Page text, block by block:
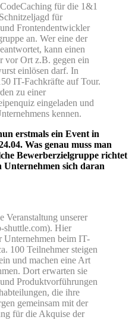
für die 1&1
für
Frontendentwickler
an. Wer eine der
kann einen
vor Ort z.B. gegen ein
einlösen darf. In
IT-Fachkräfte auf Tour.
zu einer
eingeladen und
kennen.
erstmals ein Event in
Was genau muss man
Bewerberzielgruppe richtet
Unternehmen sich daran
Veranstaltung unserer
shuttle.com). Hier
Unternehmen beim IT-
100 Teilnehmer steigen
und machen eine Art
Dort erwarten sie
Produktvorführungen
die ihre
gemeinsam mit der
für die Akquise der